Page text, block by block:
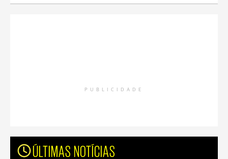
PUBLICIDADE
ÚLTIMAS NOTÍCIAS